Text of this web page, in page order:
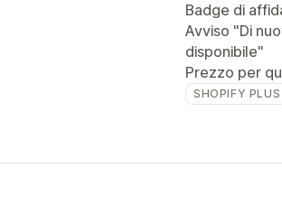
Badge di
Avviso "Di
disponibile"
Prezzo per
SHOPIFY PLUS